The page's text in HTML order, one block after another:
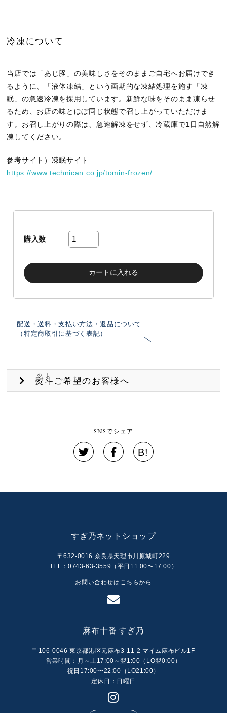
冷凍について
当店では「あじ豚」の美味しさをそのままご自宅へお届けでき
るように、「液体凍結」という画期的な凍結処理を施す「凍
眠」の急速冷凍を採用しています。新鮮な味をそのまま凍らせ
るため、お店の味とほぼ同じ状態で召し上がっていただけま
す。お召し上がりの際は、急速解凍をせず、冷蔵庫で1日自然解
凍してください。
参考サイト）凍眠サイト
https://www.technican.co.jp/tomin-frozen/
購入数
配送・送料・支払い方法・返品について
（特定商取引に基づく表記）
熨斗
のし
ご希望のお客様へ
SNSでシェア
B!
すぎ乃ネットショップ
〒632-0016 奈良県天理市川原城町229
TEL：0743-63-3559（平日11:00〜17:00）
お問い合わせはこちらから
麻布十番 すぎ乃
〒106-0046 東京都港区元麻布3-11-2 マイム麻布ビル1F
営業時間：月～土17:00～翌1:00（LO翌0:00）
祝日17:00〜22:00（LO21:00）
定休日：日曜日